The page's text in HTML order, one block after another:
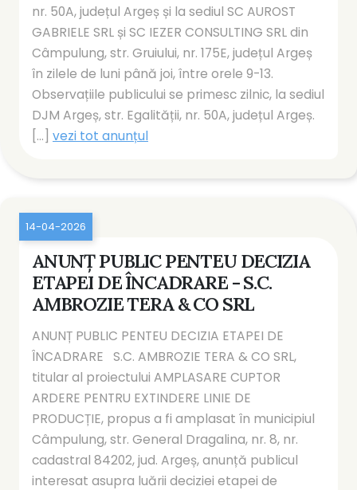
nr. 50A, județul Argeș și la sediul SC AUROST
GABRIELE SRL și SC IEZER CONSULTING SRL din
Câmpulung, str. Gruiului, nr. 175E, județul Argeș
în zilele de luni până joi, între orele 9-13.
Observațiile publicului se primesc zilnic, la sediul
DJM Argeș, str. Egalității, nr. 50A, județul Argeș.
[...] vezi tot anunțul
14-04-2026
ANUNȚ PUBLIC PENTEU DECIZIA
ETAPEI DE ÎNCADRARE - S.C.
AMBROZIE TERA & CO SRL
ANUNȚ PUBLIC PENTEU DECIZIA ETAPEI DE
ÎNCADRARE S.C. AMBROZIE TERA & CO SRL,
titular al proiectului AMPLASARE CUPTOR
ARDERE PENTRU EXTINDERE LINIE DE
PRODUCȚIE, propus a fi amplasat în municipiul
Câmpulung, str. General Dragalina, nr. 8, nr.
cadastral 84202, jud. Argeș, anunță publicul
interesat asupra luării deciziei etapei de